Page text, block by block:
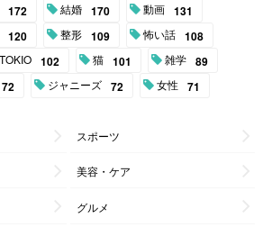
172 結婚 170 動画 131
120 整形 109 怖い話 108
TOKIO 102 猫 101 雑学 89
72 ジャニーズ 72 女性 71
スポーツ
美容・ケア
グルメ